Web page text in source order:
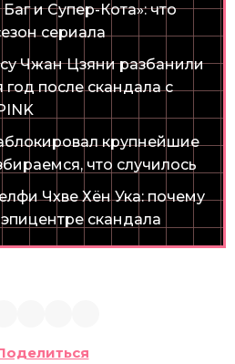
и Супер-Кота»: что
сериала
Чжан Цзяни разбанили
год после скандала с
крупнейшие
что случилось
Чхве Хён Ука: почему
скандала